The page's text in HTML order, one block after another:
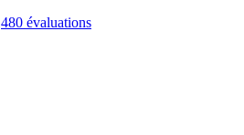
480 évaluations